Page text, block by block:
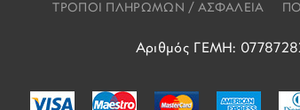
ΤΡΟΠΟΙ ΠΛΗΡΩΜΩΝ / ΑΣΦΑΛΕΙΑ
Αριθμός ΓΕΜΗ: